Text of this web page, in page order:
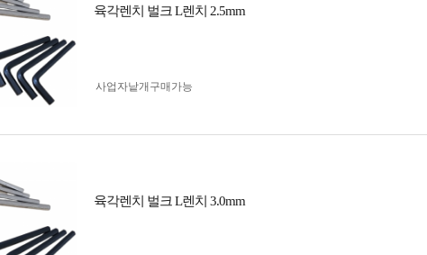
육각렌치 벌크 L렌치 2.5mm
사업자 낱개구매가능
육각렌치 벌크 L렌치 3.0mm